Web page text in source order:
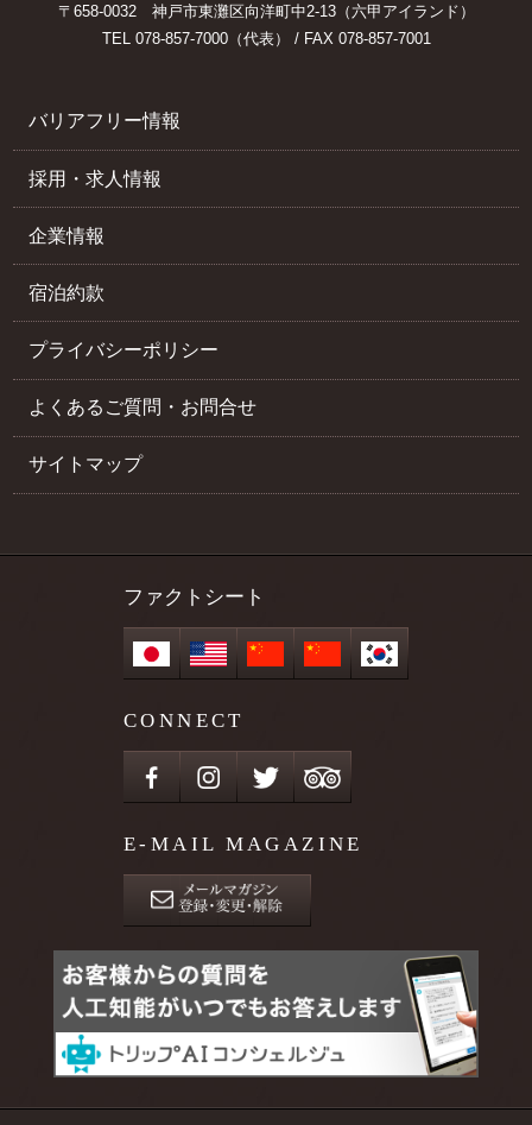
〒658-0032 神戸市東灘区向洋町中2-13（六甲アイランド）
TEL 078-857-7000（代表） / FAX 078-857-7001
バリアフリー情報
採用・求人情報
企業情報
宿泊約款
プライバシーポリシー
よくあるご質問・お問合せ
サイトマップ
ファクトシート
CONNECT
E-MAIL MAGAZINE